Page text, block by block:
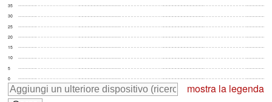
0
5
10
15
20
25
30
35
mostra la legenda